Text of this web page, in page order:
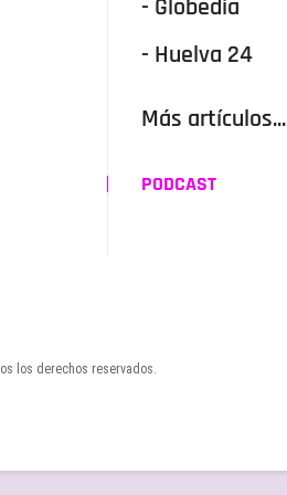
- Globedia
- Huelva 24
Más artículos...
PODCAST
los derechos reservados.